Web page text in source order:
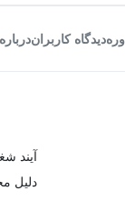
دیدگاه کاربران
آیند
دلیل